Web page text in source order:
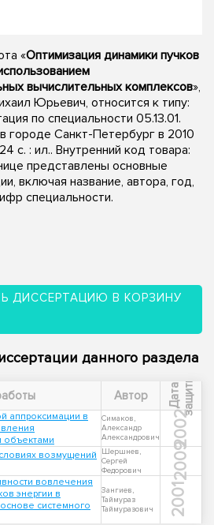
«Оптимизация динамики пучков
вычислительных комплексов»,
Юрьевич, относится к типу:
по специальности 05.13.01.
городе Санкт-Петербург в 2010
с. : ил.. Внутренний код товара:
представлены основные
включая название, автора, год,
специальности.
ДИССЕРТАЦИЮ В КОРЗИНУ
данного раздела
Автор Д
а
т
а
з
а
щ
и
т ы
аппроксимации в
объектами
Симаков,
Александр
Александрович
2002
возмущений
Шершнев,
Сергей
Федорович
2009
вовлечения
энергии в
системного
Зангиев,
Таймураз
Таймуразович
2001